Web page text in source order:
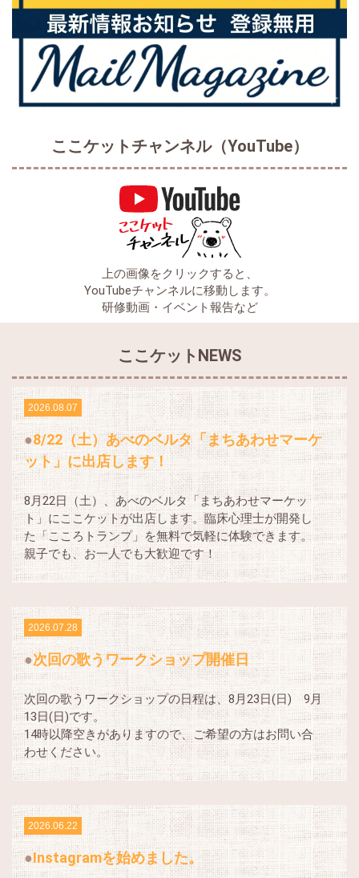
ここケットチャンネル（YouTube）
上の画像をクリックすると、
YouTubeチャンネルに移動します。
研修動画・イベント報告など
ここケットNEWS
2026.08.07
8/22（土）あべのベルタ「まちあわせマーケ
ット」に出店します！
8月22日（土）、あべのベルタ「まちあわせマーケッ
ト」にここケットが出店します。臨床心理士が開発し
た「こころトランプ」を無料で気軽に体験できます。
親子でも、お一人でも大歓迎です！
2026.07.28
次回の歌うワークショップ開催日
次回の歌うワークショップの日程は、8月23日(日) 9月
13日(日)です。
14時以降空きがありますので、ご希望の方はお問い合
わせください。
2026.06.22
Instagramを始めました。